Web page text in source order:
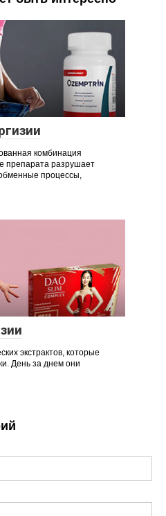
комбинация
препарата разрушает
процессы,
экстрактов, которые
День за днем они